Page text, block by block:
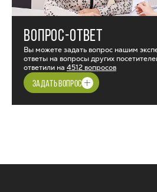
ВОПРОС-ОТВЕТ
Вы можете задать вопрос нашим
ответы на вопросы других
ответили на 4512 вопросов
ЗАДАТЬ ВОПРОС